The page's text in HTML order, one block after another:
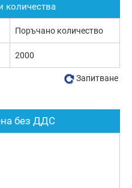
без ДДС
количества
Поръчано количество
2000
Запитване